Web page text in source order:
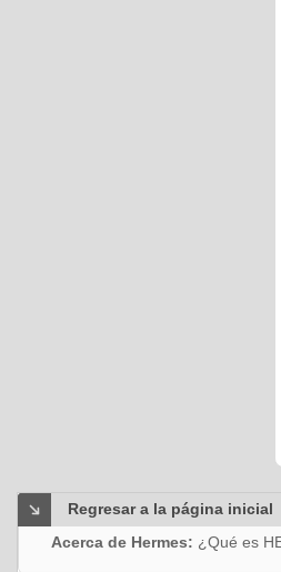
Regresar a la página inicial
Acerca de Hermes: ¿Qué es